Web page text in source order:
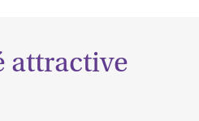
attractive